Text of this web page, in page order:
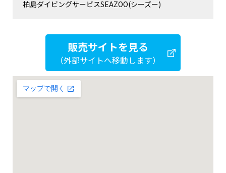
柏島ダイビングサービスSEAZOO(シーズー)
販売サイトを見る
（外部サイトへ移動します）